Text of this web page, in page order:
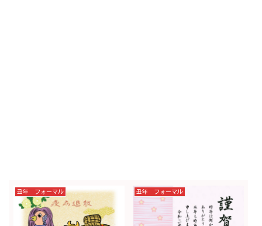
丑年 フォーマル 丑年 フォーマル